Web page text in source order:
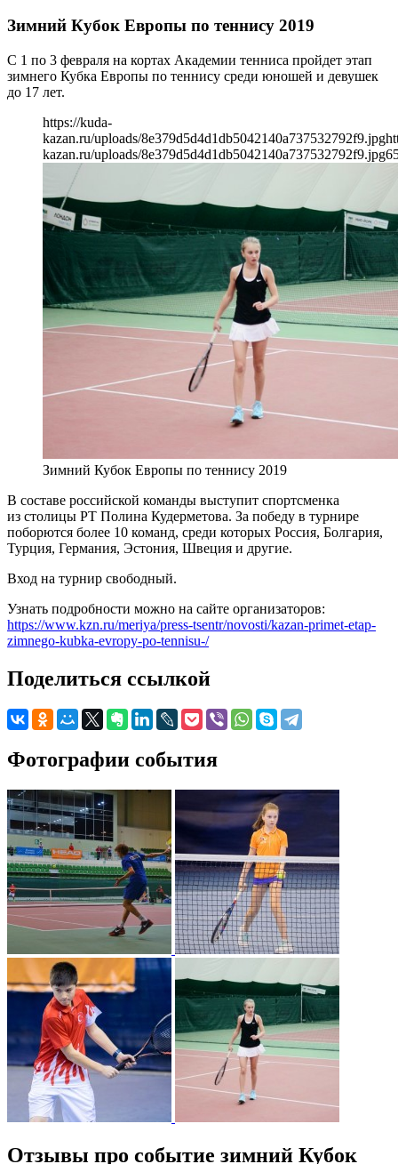
Зимний Кубок Европы по теннису 2019
С 1 по 3 февраля на кортах Академии тенниса пройдет этап
зимнего Кубка Европы по теннису среди юношей и девушек
до 17 лет.
https://kuda-
kazan.ru/uploads/8e379d5d4d1db5042140a737532792f9.jpg
kazan.ru/uploads/8e379d5d4d1db5042140a737532792f9.jpg
Зимний Кубок Европы по теннису 2019
В составе российской команды выступит спортсменка
из столицы РТ Полина Кудерметова. За победу в турнире
поборются более 10 команд, среди которых Россия, Болгария,
Турция, Германия, Эстония, Швеция и другие.
Вход на турнир свободный.
Узнать подробности можно на сайте организаторов:
https://www.kzn.ru/meriya/press-tsentr/novosti/kazan-primet-etap-
zimnego-kubka-evropy-po-tennisu-/
Поделиться ссылкой
Фотографии события
Отзывы про событие зимний Кубок